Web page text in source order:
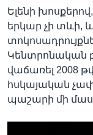
Ելենի
երկար չի տևի,
Կենտրոնական
վաճառել 2008
հսկայական
պաշարի մի